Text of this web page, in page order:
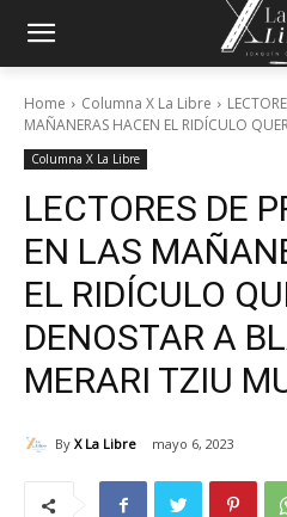
Home Columna X La Libre
MAÑANERAS HACEN EL RIDÍCULO
Columna X La Libre
LECTORES DE
EN LAS
EL RIDÍCULO
DENOSTAR A
MERARI TZIU
By X La Libre mayo 6, 2023